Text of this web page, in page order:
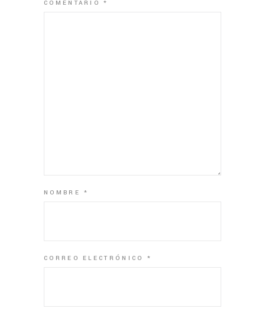
COMENTARIO*
NOMBRE*
CORREO ELECTRÓNICO *